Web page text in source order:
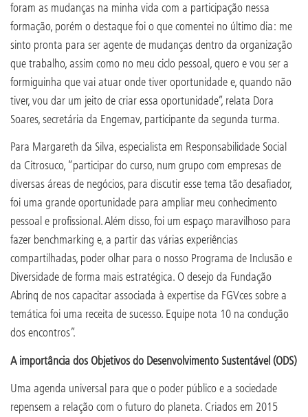
foram as mudanças na minha vida com a participação nessa
formação, porém o destaque foi o que comentei no último dia: me
sinto pronta para ser agente de mudanças dentro da organização
que trabalho, assim como no meu ciclo pessoal, quero e vou ser a
formiguinha que vai atuar onde tiver oportunidade e, quando não
tiver, vou dar um jeito de criar essa oportunidade”, relata Dora
Soares, secretária da Engemav, participante da segunda turma.
Para Margareth da Silva, especialista em Responsabilidade Social
da Citrosuco, “participar do curso, num grupo com empresas de
diversas áreas de negócios, para discutir esse tema tão desafiador,
foi uma grande oportunidade para ampliar meu conhecimento
pessoal e profissional. Além disso, foi um espaço maravilhoso para
fazer benchmarking e, a partir das várias experiências
compartilhadas, poder olhar para o nosso Programa de Inclusão e
Diversidade de forma mais estratégica. O desejo da Fundação
Abrinq de nos capacitar associada à expertise da FGVces sobre a
temática foi uma receita de sucesso. Equipe nota 10 na condução
dos encontros”.
A importância dos Objetivos do Desenvolvimento Sustentável (ODS)
Uma agenda universal para que o poder público e a sociedade
repensem a relação com o futuro do planeta. Criados em 2015